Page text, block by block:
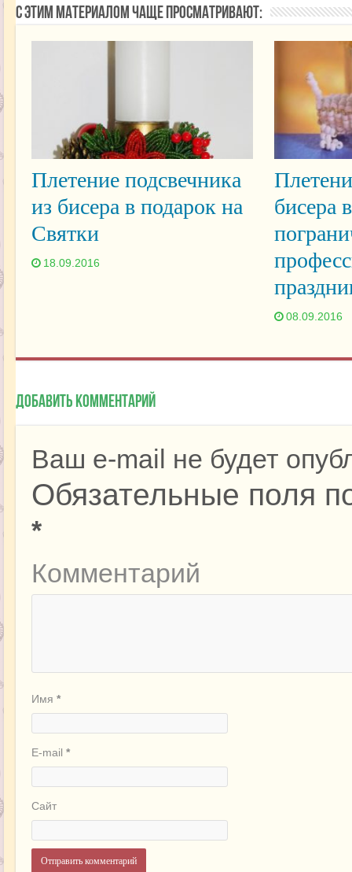
С этим материалом чаще просматривают:
Плетение подсвечника
из бисера в подарок на
Святки
18.09.2016
бисера
08.09.2016
Добавить комментарий
Ваш e-mail не будет
Обязательные поля
*
Комментарий
Имя *
E-mail *
Сайт